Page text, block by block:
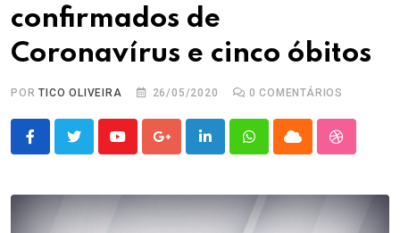
confirmados de
Coronavírus e cinco óbitos
PORTICO OLIVEIRA 26/05/2020 0 COMENTÁRIOS
YoutubeGoogle+LinkedInWhatsappCloud